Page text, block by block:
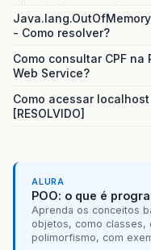
- Como resolver?
Como consultar CPF
Web Service?
Como acessar
[RESOLVIDO]
ALURA
POO: o que é
Aprenda os conceitos
objetos, como classes,
polimorfismo, com